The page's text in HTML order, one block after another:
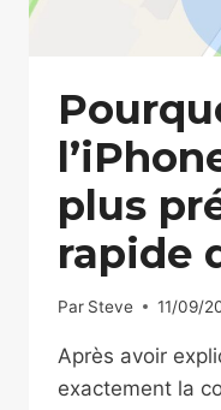
plus
rapide
Par Steve 11/09/
Après avoir
exactement la